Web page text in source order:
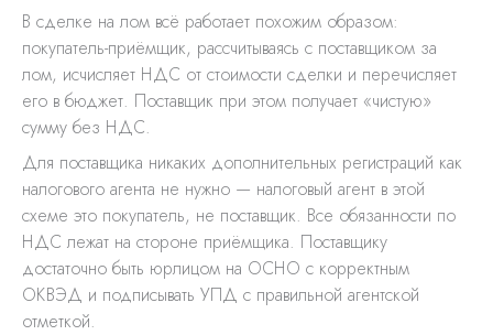
В сделке на лом всё работает похожим образом:
покупатель-приёмщик, рассчитываясь с поставщиком за
лом, исчисляет НДС от стоимости сделки и перечисляет
его в бюджет. Поставщик при этом получает «чистую»
сумму без НДС.
Для поставщика никаких дополнительных регистраций как
налогового агента не нужно — налоговый агент в этой
схеме это покупатель, не поставщик. Все обязанности по
НДС лежат на стороне приёмщика. Поставщику
достаточно быть юрлицом на ОСНО с корректным
ОКВЭД и подписывать УПД с правильной агентской
отметкой.